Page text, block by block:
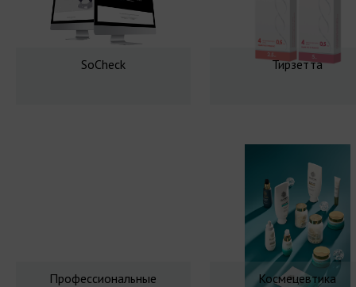
SoCheck Тирзетта
Профессиональные
Космецевтика